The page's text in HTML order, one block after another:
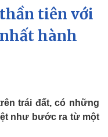
24h
báo thời tiết
tiên với
hành
trái đất, có những
như bước ra từ một